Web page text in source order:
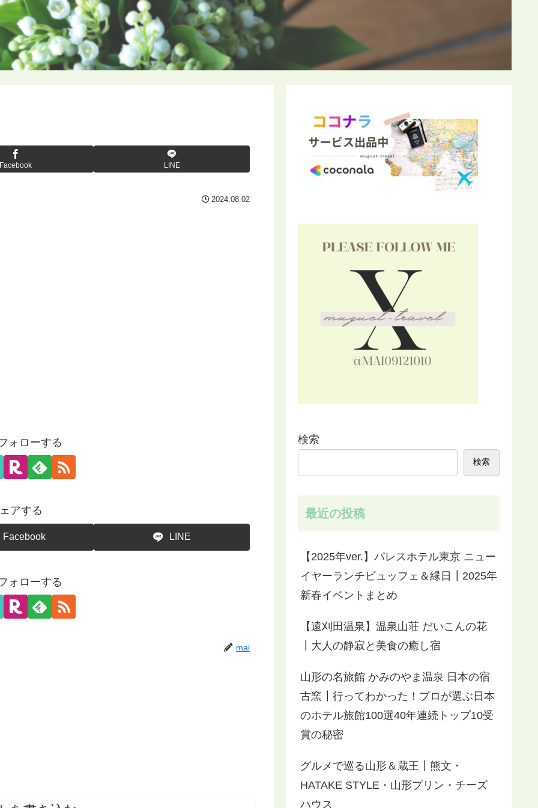
Facebook LINE
2024.08.02
ォローする
アする
Facebook LINE
ォローする
mai
検索
検索
最近の投稿
【2025年ver.】パレスホテル東京 ニュー
イヤーランチビュッフェ＆縁日┃2025年
新春イベントまとめ
【遠刈田温泉】温泉山荘 だいこんの花
┃大人の静寂と美食の癒し宿
山形の名旅館 かみのやま温泉 日本の宿
古窯┃行ってわかった！プロが選ぶ日本
のホテル旅館100選40年連続トップ10受
賞の秘密
グルメで巡る山形＆蔵王┃熊文・
HATAKE STYLE・山形プリン・チーズ
ハウス